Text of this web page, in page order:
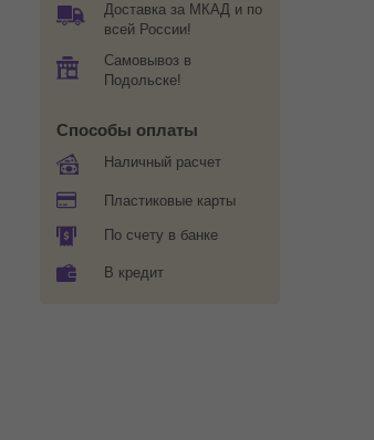
Доставка за МКАД и по
всей России!
Самовывоз в
Подольске!
Способы оплаты
Наличный расчет
Пластиковые карты
По счету в банке
В кредит